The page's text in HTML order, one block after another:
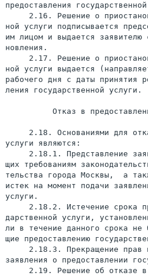
предоставления
2.16. Решение о
ной услуги подписывается
им лицом и выдается
новления.
2.17. Решение о
ной услуги выдается
рабочего дня с даты принятия
ления государственной услуги.
Отказ в
2.18. Основаниями для
услуги являются:
2.18.1. Представление
щих требованиям
тельства города Москвы,  а
истек на момент подачи
услуги.
2.18.2. Истечение срока
дарственной услуги,
ли в течение данного срока не
щие предоставлению
2.18.3. Прекращение прав
заявления о предоставлении
2.19. Решение об отказе